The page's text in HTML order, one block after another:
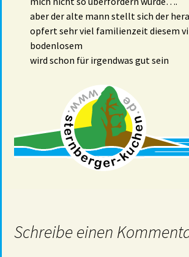
aber der alte mann stellt sich der
opfert sehr viel familienzeit diesem
bodenlosem
wird schon für irgendwas gut sein
Schreibe einen